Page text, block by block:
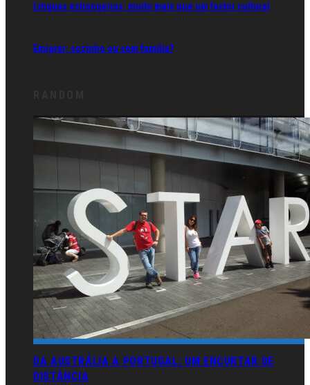
Línguas estrangeiras: muito mais que um factor cultural
Emigrar: sozinho ou com família?
DA AUSTRÁLIA A PORTUGAL: UM ENCURTAR DE
DISTÂNCIA